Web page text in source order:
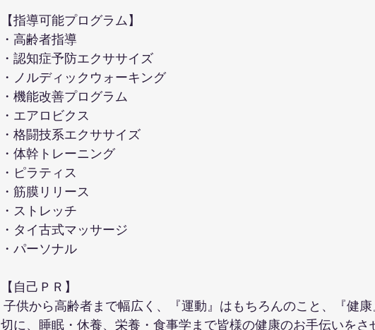
【指導可能プログラム】
・高齢者指導
・認知症予防エクササイズ
・ノルディックウォーキング
・機能改善プログラム
・エアロビクス
・格闘技系エクササイズ
・体幹トレーニング
・ピラティス
・筋膜リリース
・ストレッチ
・タイ古式マッサージ
・パーソナル
【自己ＰＲ】
子供から高齢者まで幅広く、『運動』はもちろんのこと、『健
切に、睡眠・休養、栄養・食事学まで皆様の健康のお手伝いをさ